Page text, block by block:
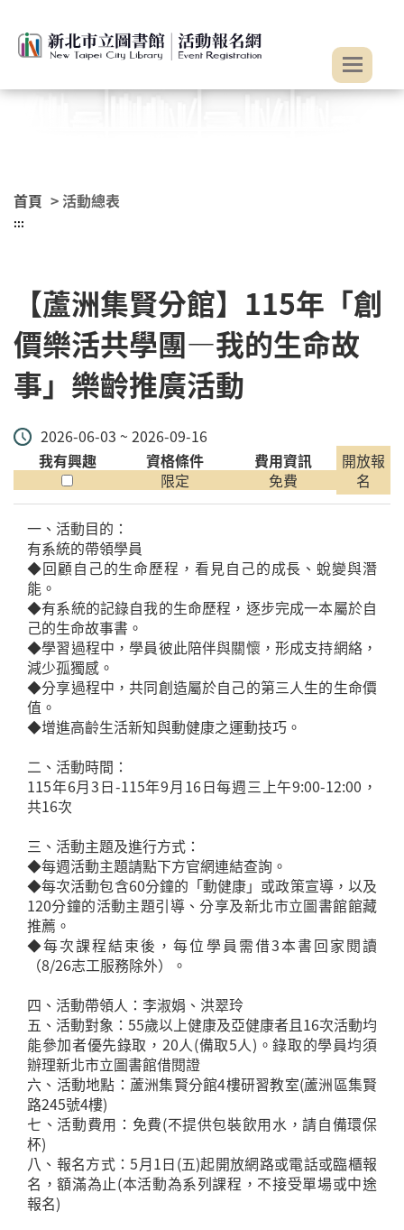
首頁 > 活動總表
:::
【蘆洲集賢分館】115年「創
價樂活共學團—我的生命故
事」樂齡推廣活動
2026-06-03 ~ 2026-09-16
我有興趣
資格條件
限定
費用資訊
免費
開放報
名
一、活動目的：
有系統的帶領學員
◆回顧自己的生命歷程，看見自己的成長、蛻變與潛
能。
◆有系統的記錄自我的生命歷程，逐步完成一本屬於自
己的生命故事書。
◆學習過程中，學員彼此陪伴與關懷，形成支持網絡，
減少孤獨感。
◆分享過程中，共同創造屬於自己的第三人生的生命價
值。
◆增進高齡生活新知與動健康之運動技巧。
二、活動時間：
115年6月3日-115年9月16日每週三上午9:00-12:00，
共16次
三、活動主題及進行方式：
◆每週活動主題請點下方官網連結查詢。
◆每次活動包含60分鐘的「動健康」或政策宣導，以及
120分鐘的活動主題引導、分享及新北市立圖書館館藏
推薦。
◆每次課程結束後，每位學員需借3本書回家閱讀
（8/26志工服務除外）。
四、活動帶領人：李淑娟、洪翠玲
五、活動對象：55歲以上健康及亞健康者且16次活動均
能參加者優先錄取，20人(備取5人)。錄取的學員均須
辦理新北市立圖書館借閱證
六、活動地點：蘆洲集賢分館4樓研習教室(蘆洲區集賢
路245號4樓)
七、活動費用：免費(不提供包裝飲用水，請自備環保
杯)
八、報名方式：5月1日(五)起開放網路或電話或臨櫃報
名，額滿為止(本活動為系列課程，不接受單場或中途
報名)